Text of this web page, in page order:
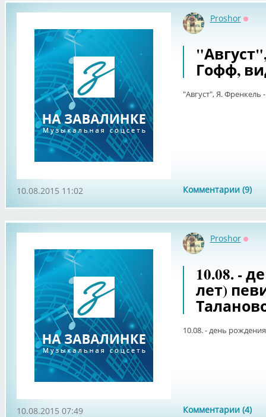
Proshor
Гофф,
"Август", Я. Френкель
Комментарии (9)
10.08.2015 11:02
Proshor
10.08. -
лет)
10.08. - день
Комментарии (4)
10.08.2015 07:49